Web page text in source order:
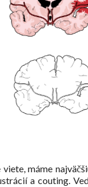
máme
a couting.